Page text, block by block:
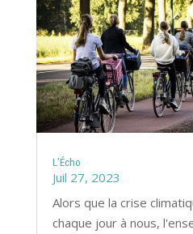
L’Écho
Juil 27, 2023
Alors que la crise
chaque jour à nous,